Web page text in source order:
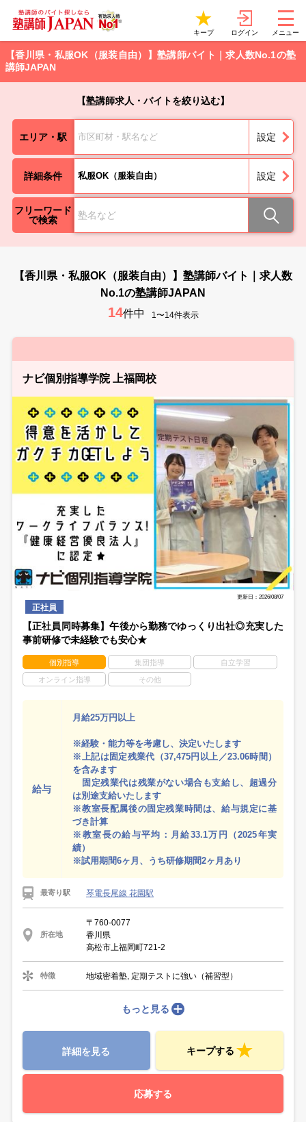
キープ ログイン メニュー
【香川県・私服OK（服装自由）】塾講師バイト｜求人数No.1の塾
講師JAPAN
【塾講師求人・バイトを絞り込む】
エリア・駅 市区町材・駅名など 設定
詳細条件 私服OK（服装自由） 設定
フリーワード
で検索
【香川県・私服OK（服装自由）】塾講師バイト｜求人数
No.1の塾講師JAPAN
14件中 1〜14件表示
ナビ個別指導学院 上福岡校
更新日：2026/08/07
正社員
【正社員同時募集】午後から勤務でゆっくり出社◎充実した
事前研修で未経験でも安心★
個別指導 集団指導 自立学習
オンライン指導 その他
給与
月給25万円以上
※経験・能力等を考慮し、決定いたします
※上記は固定残業代（37,475円以上／23.06時間）
を含みます
固定残業代は残業がない場合も支給し、超過分
は別途支給いたします
※教室長配属後の固定残業時間は、給与規定に基
づき計算
※教室長の給与平均：月給33.1万円（2025年実
績）
※試用期間6ヶ月、うち研修期間2ヶ月あり
最寄り駅 琴電長尾線 花園駅
所在地
〒760-0077
香川県
高松市上福岡町721-2
特徴 地域密着塾, 定期テストに強い（補習型）
もっと見る
詳細を見る キープする
応募する